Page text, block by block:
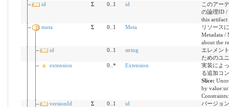
id
Σ 0..1 id
このアー
の論理ID /
this artifact
meta
Σ 0..1 Meta
リソース
Metadata /
about the
id
0..1 string
エレメン
ためのユ
extension
0..* Extension
実装によ
る追加コ
Slice:
by
versionId
Σ 0..1 id
バージョ